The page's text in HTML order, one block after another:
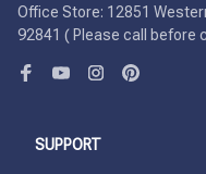
Office Store: 12851
92841 ( Please call before
SUPPORT